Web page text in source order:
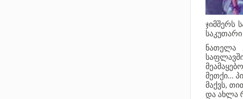
ჯიმშერს
ნათელა
მეთქი...
მაქვს,
და ახლა